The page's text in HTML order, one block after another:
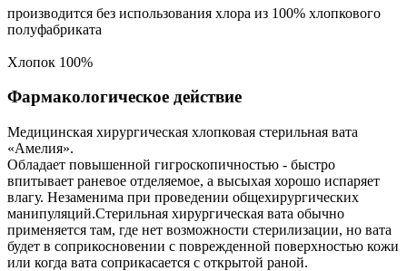
производится без использования хлора из 100% хлопкового
полуфабриката
Хлопок 100%
Фармакологическое действие
Медицинская хирургическая хлопковая стерильная вата
«Амелия».
Обладает повышенной гигроскопичностью - быстро
впитывает раневое отделяемое, а высыхая хорошо испаряет
влагу. Незаменима при проведении общехирургических
манипуляций.Стерильная хирургическая вата обычно
применяется там, где нет возможности стерилизации, но вата
будет в соприкосновении с поврежденной поверхностью кожи
или когда вата соприкасается с открытой раной.